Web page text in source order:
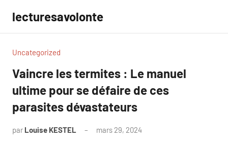
contenu
lecturesavolonte
Uncategorized
Vaincre les termites : Le manuel
ultime pour se défaire de ces
parasites dévastateurs
par Louise KESTEL mars 29, 2024